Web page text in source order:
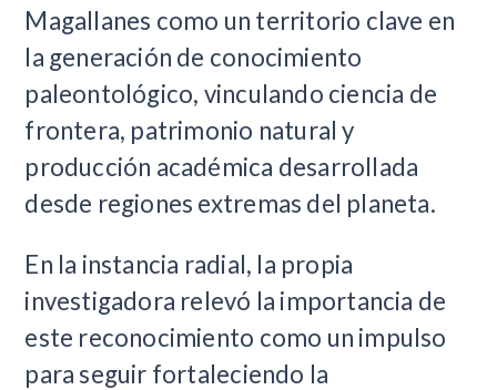
Magallanes como un territorio clave en
la generación de conocimiento
paleontológico, vinculando ciencia de
frontera, patrimonio natural y
producción académica desarrollada
desde regiones extremas del planeta.
En la instancia radial, la propia
investigadora relevó la importancia de
este reconocimiento como un impulso
para seguir fortaleciendo la